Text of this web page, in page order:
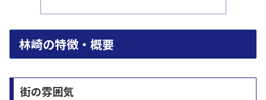
林崎の特徴・概要
街の雰囲気